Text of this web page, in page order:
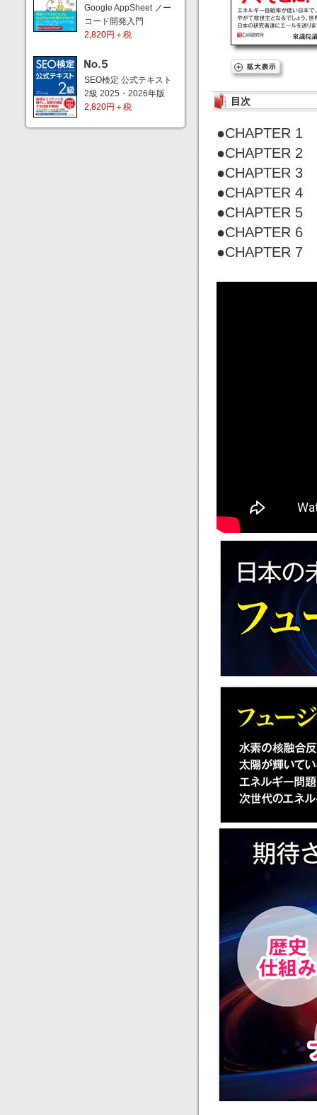
Google AppSheet ノー
コード開発入門
2,820円＋税
SEO検定 公式テキスト
2級 2025・2026年版
2,820円＋税
目次
●CHAPTER 1
●CHAPTER 2
●CHAPTER 3
●CHAPTER 4
●CHAPTER 5
●CHAPTER 6
●CHAPTER 7